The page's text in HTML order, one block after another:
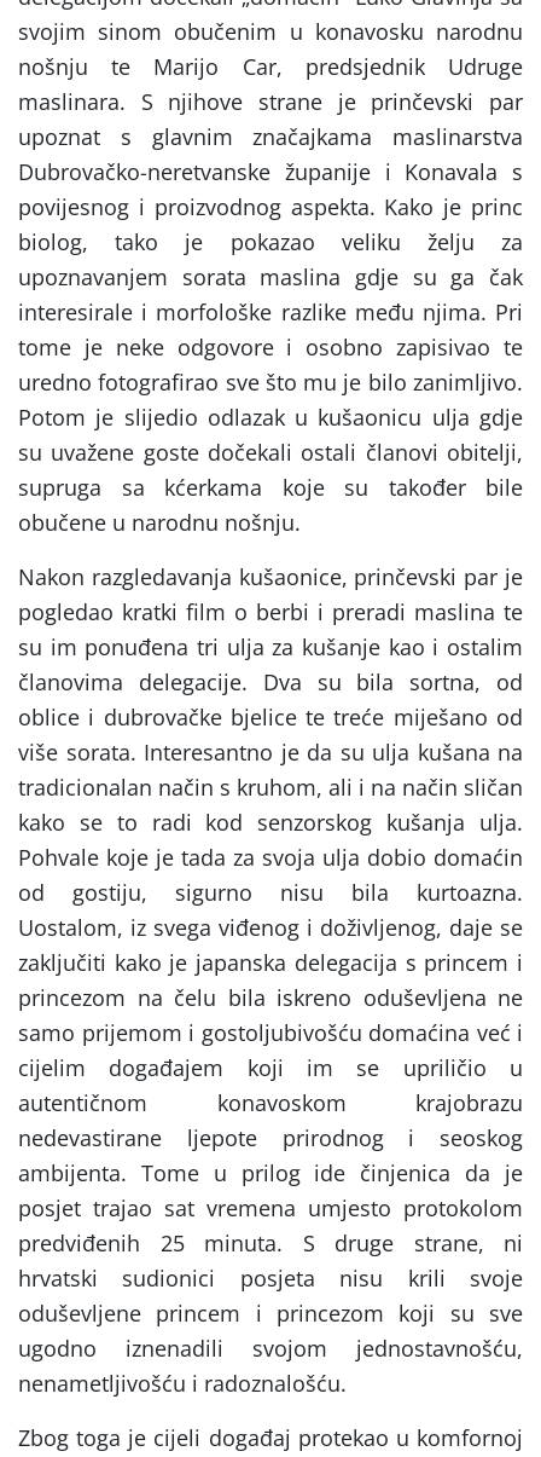
svojim sinom obučenim u konavosku narodnu
nošnju te Marijo Car, predsjednik Udruge
maslinara. S njihove strane je prinčevski par
upoznat s glavnim značajkama maslinarstva
Dubrovačko-neretvanske županije i Konavala s
povijesnog i proizvodnog aspekta. Kako je princ
biolog, tako je pokazao veliku želju za
upoznavanjem sorata maslina gdje su ga čak
interesirale i morfološke razlike među njima. Pri
tome je neke odgovore i osobno zapisivao te
uredno fotografirao sve što mu je bilo zanimljivo.
Potom je slijedio odlazak u kušaonicu ulja gdje
su uvažene goste dočekali ostali članovi obitelji,
supruga sa kćerkama koje su također bile
obučene u narodnu nošnju.
Nakon razgledavanja kušaonice, prinčevski par je
pogledao kratki film o berbi i preradi maslina te
su im ponuđena tri ulja za kušanje kao i ostalim
članovima delegacije. Dva su bila sortna, od
oblice i dubrovačke bjelice te treće miješano od
više sorata. Interesantno je da su ulja kušana na
tradicionalan način s kruhom, ali i na način sličan
kako se to radi kod senzorskog kušanja ulja.
Pohvale koje je tada za svoja ulja dobio domaćin
od gostiju, sigurno nisu bila kurtoazna.
Uostalom, iz svega viđenog i doživljenog, daje se
zaključiti kako je japanska delegacija s princem i
princezom na čelu bila iskreno oduševljena ne
samo prijemom i gostoljubivošću domaćina već i
cijelim događajem koji im se upriličio u
autentičnom konavoskom krajobrazu
nedevastirane ljepote prirodnog i seoskog
ambijenta. Tome u prilog ide činjenica da je
posjet trajao sat vremena umjesto protokolom
predviđenih 25 minuta. S druge strane, ni
hrvatski sudionici posjeta nisu krili svoje
oduševljene princem i princezom koji su sve
ugodno iznenadili svojom jednostavnošću,
nenametljivošću i radoznalošću.
Zbog toga je cijeli događaj protekao u komfornoj